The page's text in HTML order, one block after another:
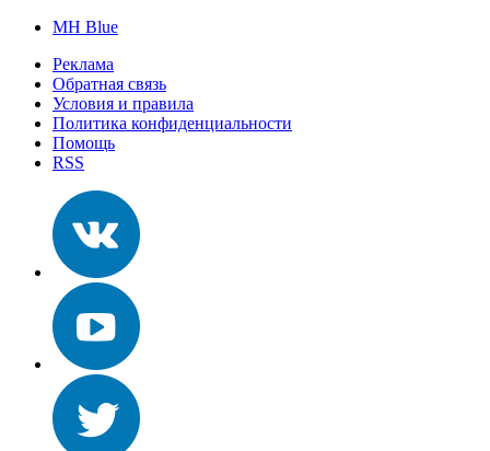
MH Blue
Реклама
Обратная связь
Условия и правила
Политика конфиденциальности
Помощь
RSS